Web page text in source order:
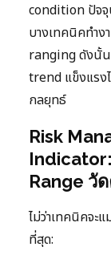
condition ปัจจุ
บางเทคนิคทำง
ranging ดังนั้น
trend แข็งแรง
กลยุทธ์
Risk
Range วั
ไม่ว่าเทคนิคจ
ที่สุด: